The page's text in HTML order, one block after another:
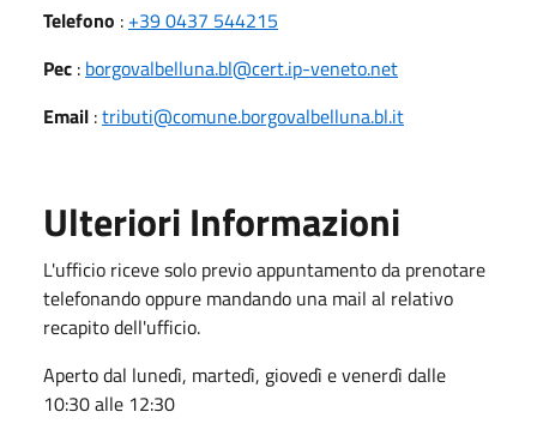
Telefono : +39 0437 544215
Pec : borgovalbelluna.bl@cert.ip-veneto.net
Email :tributi@comune.borgovalbelluna.bl.it
Ulteriori Informazioni
L'ufficio riceve solo previo appuntamento da prenotare
telefonando oppure mandando una mail al relativo
recapito dell'ufficio.
Aperto dal lunedì, martedì, giovedì e venerdì dalle
10:30 alle 12:30